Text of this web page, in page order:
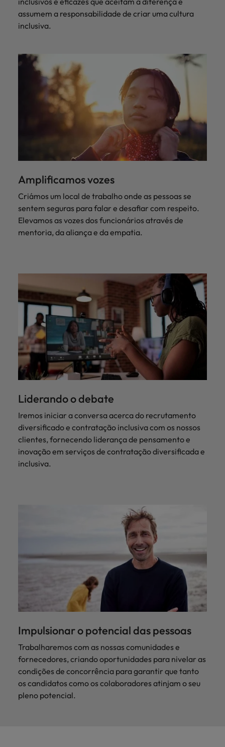
assumem a responsabilidade de criar uma cultura
inclusiva.
Amplificamos vozes
Criámos um local de trabalho onde as pessoas se
sentem seguras para falar e desafiar com respeito.
Elevamos as vozes dos funcionários através de
mentoria, da aliança e da empatia.
Liderando o debate
Iremos iniciar a conversa acerca do recrutamento
diversificado e contratação inclusiva com os nossos
clientes, fornecendo liderança de pensamento e
inovação em serviços de contratação diversificada e
inclusiva.
Impulsionar o potencial das pessoas
Trabalharemos com as nossas comunidades e
fornecedores, criando oportunidades para nivelar as
condições de concorrência para garantir que tanto
os candidatos como os colaboradores atinjam o seu
pleno potencial.